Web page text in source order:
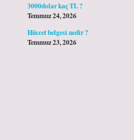
3000dolar kaç TL ?
Temmuz 24, 2026
Hüccet belgesi nedir ?
Temmuz 23, 2026